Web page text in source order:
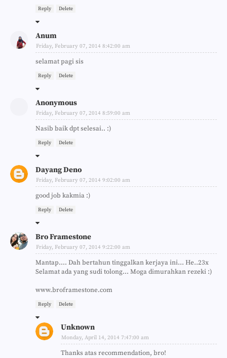
Reply Delete
Anum
Friday, February 07, 2014 8:42:00 am
selamat pagi sis
Reply Delete
Anonymous
Friday, February 07, 2014 8:59:00 am
Nasib baik dpt selesai.. :)
Reply Delete
Dayang Deno
Friday, February 07, 2014 9:02:00 am
good job kakmia :)
Reply Delete
Bro Framestone
Friday, February 07, 2014 9:22:00 am
Mantap.... Dah bertahun tinggalkan kerjaya ini... He..23x
Selamat ada yang sudi tolong... Moga dimurahkan rezeki :)
www.broframestone.com
Reply Delete
Unknown
Monday, April 14, 2014 7:47:00 am
Thanks atas recommendation, bro!